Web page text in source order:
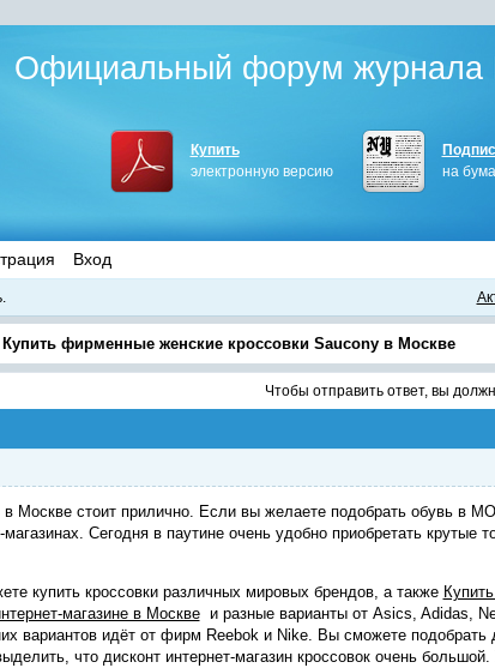
Официальный форум журнала
Купить
электронную версию
на
Вход
Купить фирменные женские кроссовки Saucony в Москве
Чтобы отправить ответ, вы
в Москве стоит прилично. Если вы желаете подобрать обувь в
магазинах. Сегодня в паутине очень удобно приобретать крутые
купить кроссовки различных мировых брендов, а также
магазине в Москвеи разные варианты от Asics, Adidas,
вариантов идёт от фирм Reebok и Nike. Вы сможете подобрать
что дисконт интернет-магазин кроссовок очень